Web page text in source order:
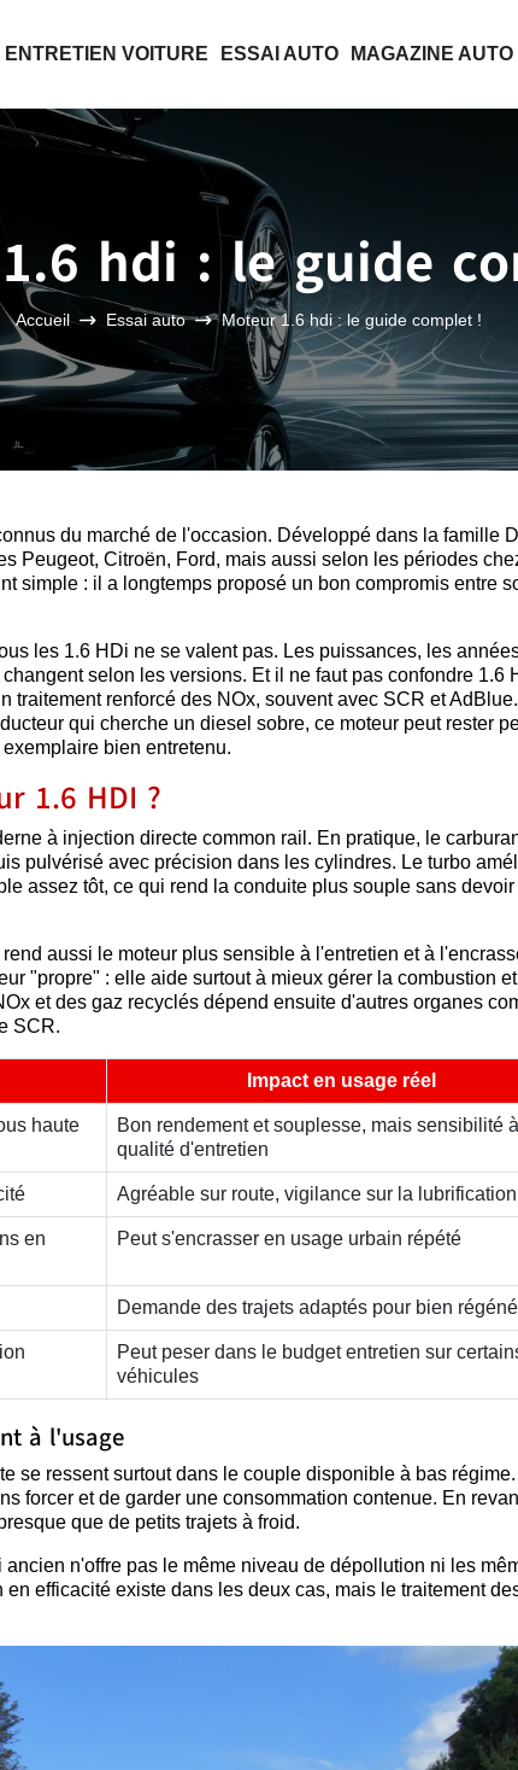
ENTRETIEN VOITURE ESSAI AUTO MAGAZINE AUTO
hdi : le guide
Accueil Essai auto Moteur 1.6 hdi : le guide complet !
du marché de l'occasion. Développé dans la famille
Peugeot, Citroën, Ford, mais aussi selon les périodes
simple : il a longtemps proposé un bon compromis entre
les 1.6 HDi ne se valent pas. Les puissances, les
selon les versions. Et il ne faut pas confondre 1.6
traitement renforcé des NOx, souvent avec SCR et
qui cherche un diesel sobre, ce moteur peut rester
bien entretenu.
1.6 HDI ?
à injection directe common rail. En pratique, le
pulvérisé avec précision dans les cylindres. Le turbo
assez tôt, ce qui rend la conduite plus souple sans devoir
aussi le moteur plus sensible à l'entretien et à
"propre" : elle aide surtout à mieux gérer la combustion
et des gaz recyclés dépend ensuite d'autres organes
SCR.
Impact en usage réel
haute
Bon rendement et souplesse, mais sensibilité
qualité d'entretien
Agréable sur route, vigilance sur la lubrification
en
Peut s'encrasser en usage urbain répété
Demande des trajets adaptés pour bien
Peut peser dans le budget entretien sur
véhicules
à l'usage
se ressent surtout dans le couple disponible à bas
forcer et de garder une consommation contenue. En
que de petits trajets à froid.
n'offre pas le même niveau de dépollution ni les
efficacité existe dans les deux cas, mais le traitement